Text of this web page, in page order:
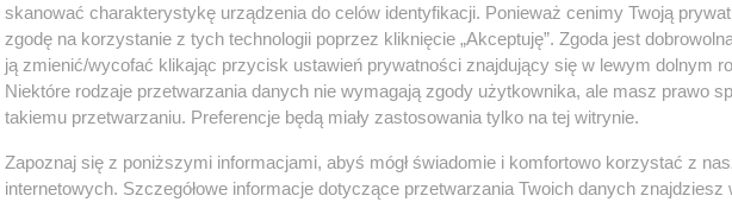
skanować charakterystykę urządzenia do celów identyfikacji. Ponieważ cenimy Twoją
zgodę na korzystanie z tych technologii poprzez kliknięcie „Akceptuję”. Zgoda jest
ją zmienić/wycofać klikając przycisk ustawień prywatności znajdujący się w lewym dolnym
Niektóre rodzaje przetwarzania danych nie wymagają zgody użytkownika, ale masz prawo
takiemu przetwarzaniu. Preferencje będą miały zastosowania tylko na tej witrynie.
Zapoznaj się z poniższymi informacjami, abyś mógł świadomie i komfortowo korzystać z
internetowych. Szczegółowe informacje dotyczące przetwarzania Twoich danych znajdziesz